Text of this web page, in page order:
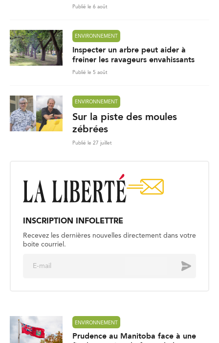
Publié le 6 août
ENVIRONNEMENT
Inspecter un arbre peut aider à
freiner les ravageurs envahissants
Publié le 5 août
ENVIRONNEMENT
Sur la piste des moules
zébrées
Publié le 27 juillet
INSCRIPTION INFOLETTRE
Recevez les dernières nouvelles directement dans votre
boite courriel.
Envoyer
ENVIRONNEMENT
Prudence au Manitoba face à une